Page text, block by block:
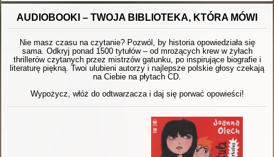
AUDIOBOOKI – TWOJA BIBLIOTEKA, KTÓRA MÓWI
Nie masz czasu na czytanie? Pozwól, by historia opowiedziała się
sama. Odkryj ponad 1500 tytułów – od mrożących krew w żyłach
thrillerów czytanych przez mistrzów gatunku, po inspirujące biografie i
literaturę piękną. Twoi ulubieni autorzy i najlepsze polskie głosy czekają
na Ciebie na płytach CD.
Wypożycz, włóż do odtwarzacza i daj się porwać opowieści!